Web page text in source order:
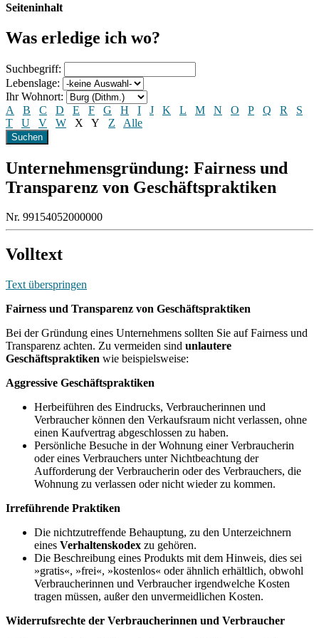
Seiteninhalt
Was erledige ich wo?
Suchbegriff:
Lebenslage:
Ihr Wohnort:
A
B C D E F G H I J K L M N O P Q R
S
T
U V W X Y Z Alle
Unternehmensgründung: Fairness und
Transparenz von Geschäftspraktiken
Nr. 99154052000000
Volltext
Text überspringen
Fairness und Transparenz von Geschäftspraktiken
Bei der Gründung eines Unternehmens sollten Sie auf Fairness und
Transparenz achten. Zu vermeiden sind unlautere
Geschäftspraktiken wie beispielsweise:
Aggressive Geschäftspraktiken
Herbeiführen des Eindrucks, Verbraucherinnen und
Verbraucher können den Verkaufsraum nicht verlassen, ohne
einen Kaufvertrag abgeschlossen zu haben.
Persönliche Besuche in der Wohnung einer Verbraucherin
oder eines Verbrauchers unter Nichtbeachtung der
Aufforderung der Verbraucherin oder des Verbrauchers, die
Wohnung zu verlassen oder nicht wieder zu kommen.
Irreführende Praktiken
Die nichtzutreffende Behauptung, zu den Unterzeichnern
eines Verhaltenskodex zu gehören.
Die Beschreibung eines Produkts mit dem Hinweis, dies sei
»gratis«, »frei«, »kostenlos« oder ähnlich erhältlich, obwohl
Verbraucherinnen und Verbraucher irgendwelche Kosten
tragen müssen, außer den unvermeidlichen Kosten.
Widerrufsrechte der Verbraucherinnen und Verbraucher